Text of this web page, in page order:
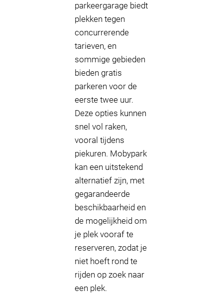
parkeergarage biedt
plekken tegen
concurrerende
tarieven, en
sommige gebieden
bieden gratis
parkeren voor de
eerste twee uur.
Deze opties kunnen
snel vol raken,
vooral tijdens
piekuren. Mobypark
kan een uitstekend
alternatief zijn, met
gegarandeerde
beschikbaarheid en
de mogelijkheid om
je plek vooraf te
reserveren, zodat je
niet hoeft rond te
rijden op zoek naar
een plek.